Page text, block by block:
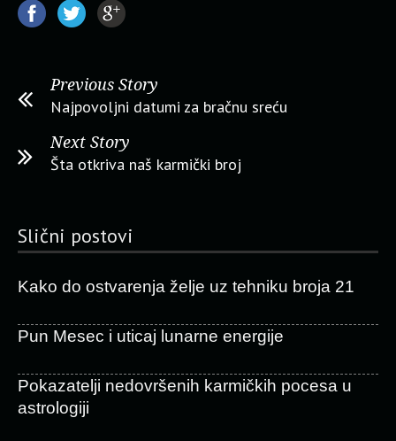
Previous Story
Najpovoljni datumi za bračnu sreću
Next Story
Šta otkriva naš karmički broj
Slični postovi
Kako do ostvarenja želje uz tehniku broja 21
Pun Mesec i uticaj lunarne energije
Pokazatelji nedovršenih karmičkih pocesa u
astrologiji